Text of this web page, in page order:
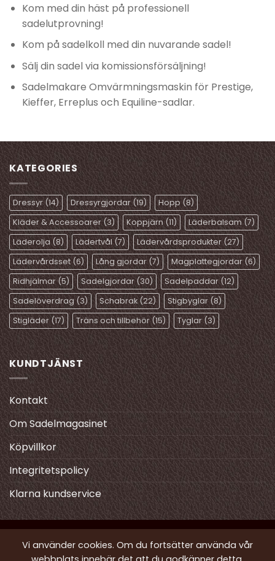
Kom med din häst på professionell
sadelutprovning!
Kom på sadelkoll med din nuvarande sadel!
Sälj din sadel via komissionsförsäljning!
Sadelmakare Omvärmningsmaskin för Prestige,
Kieffer, Erreplus och Equiline-sadlar.
KATEGORIES
Dressyr(14) Dressyrgjordar(19) Hopp (8)
Kläder & Accessoarer(3) Koppjärn (11) Läderbalsam(7)
Läderolja (8) Lädertvål(7) Lädervårdsprodukter(27)
Lädervårdsset(6) Lång gjordar (7) Magplattegjordar(6)
Ridhjälmar(5) Sadelgjordar(30) Sadelpaddar (12)
Sadelöverdrag(3) Schabrak(22) Stigbyglar (8)
Stigläder(17) Träns och tillbehör(15) Tyglar(3)
KUNDTJÄNST
Kontakt
Om Sadelmagasinet
Köpvillkor
Integritetspolicy
Klarna kundservice
Vi använder cookies. Om du fortsätter använda vår